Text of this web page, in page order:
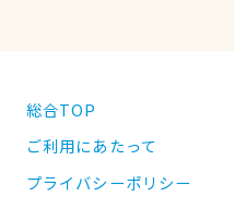
総合TOP
ご利用にあたって
プライバシーポリシー